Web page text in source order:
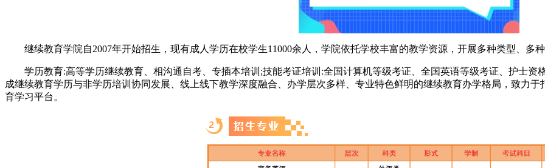
继续教育学院自2007年开始招生，现有成人学历在校学生11000余人，学院依托学校丰富的教学资源，开展多种类型、多种
学历教育:高等学历继续教育、相沟通自考、专插本培训;技能考证培训:全国计算机等级考证、全国英语等级考证、护士资
成继续教育学历与非学历培训协同发展、线上线下教学深度融合、办学层次多样、专业特色鲜明的继续教育办学格局，致力
育学习平台。